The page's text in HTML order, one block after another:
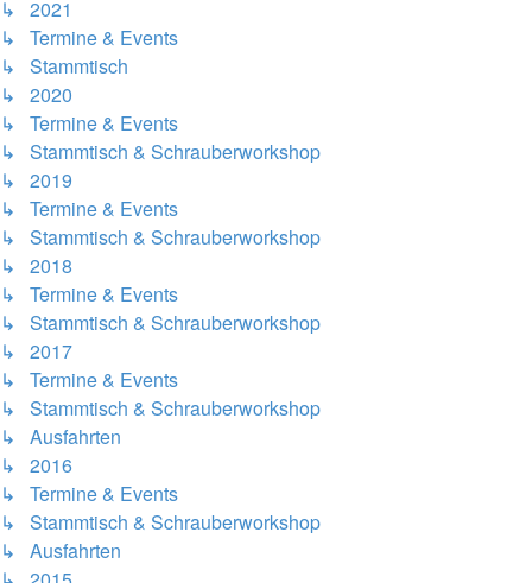
↳ 2021
↳ Termine & Events
↳ Stammtisch
↳ 2020
↳ Termine & Events
↳ Stammtisch & Schrauberworkshop
↳ 2019
↳ Termine & Events
↳ Stammtisch & Schrauberworkshop
↳ 2018
↳ Termine & Events
↳ Stammtisch & Schrauberworkshop
↳ 2017
↳ Termine & Events
↳ Stammtisch & Schrauberworkshop
↳ Ausfahrten
↳ 2016
↳ Termine & Events
↳ Stammtisch & Schrauberworkshop
↳ Ausfahrten